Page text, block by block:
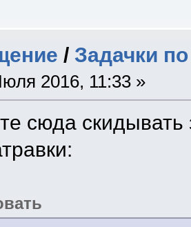
/Задачки
2016, 11:33 »
сюда скидывать